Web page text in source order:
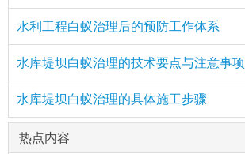
水利工程白蚁治理后的预防工作体系
水库堤坝白蚁治理的技术要点与注意事项
水库堤坝白蚁治理的具体施工步骤
热点内容